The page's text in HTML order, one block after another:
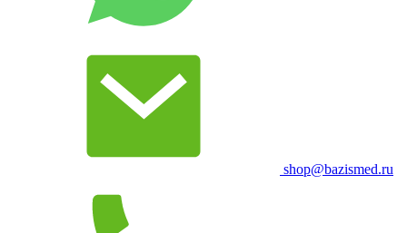
shop@bazismed.ru